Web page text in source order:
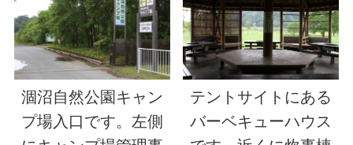
涸沼自然公園キャン
プ場入口です。左側
テントサイトにある
バーベキューハウス